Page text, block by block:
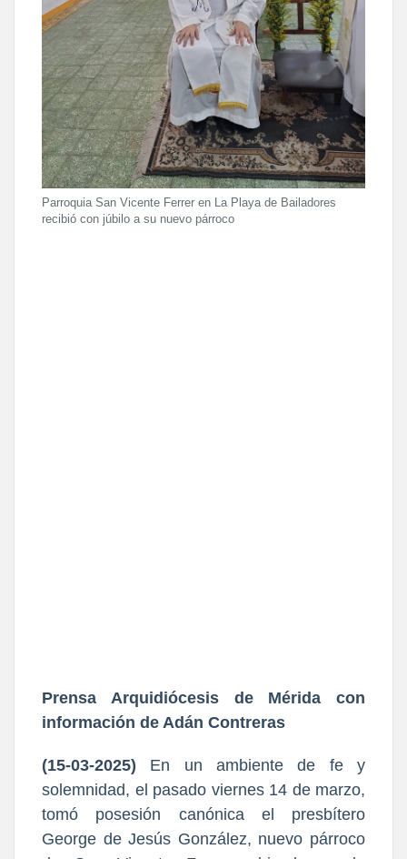
Parroquia San Vicente Ferrer en La Playa de Bailadores
recibió con júbilo a su nuevo párroco
Prensa Arquidiócesis de Mérida con
información de Adán Contreras
(15-03-2025) En un ambiente de fe y
solemnidad, el pasado viernes 14 de marzo,
tomó posesión canónica el presbítero
George de Jesús González, nuevo párroco